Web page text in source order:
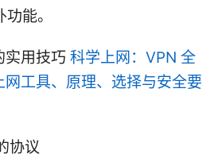
能。
实用技巧 科学上网：VPN 全
工具、原理、选择与安全要
协议